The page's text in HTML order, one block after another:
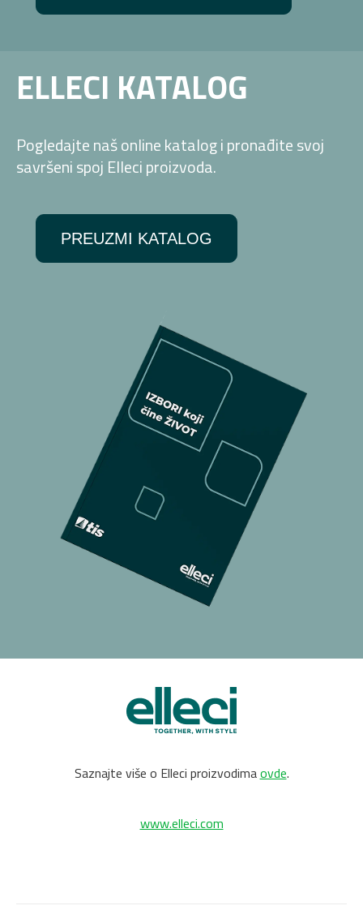
ELLECI KATALOG
Pogledajte naš online katalog i pronađite svoj
savršeni spoj Elleci proizvoda.
PREUZMI KATALOG
Saznajte više o Elleci proizvodimaovde.
www.elleci.com